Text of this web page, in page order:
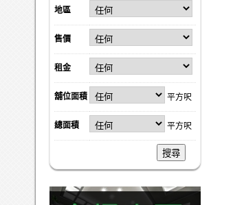
地區
售價
租金
舖位面積 平方呎
總面積 平方呎
搜尋